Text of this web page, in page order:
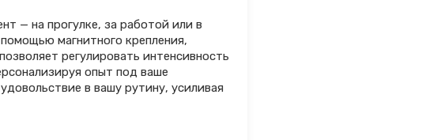
— на прогулке, за работой или в
магнитного крепления,
регулировать интенсивность
опыт под ваше
в вашу рутину, усиливая